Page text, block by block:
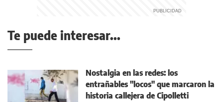
Te puede interesar...
Nostalgia en las redes: los
entrañables "locos" que marcaron la
historia callejera de Cipolletti